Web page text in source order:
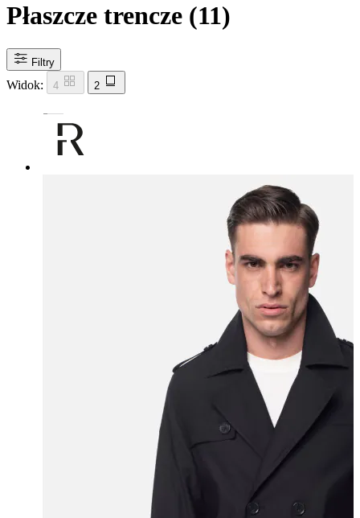
Płaszcze trencze (11)
Filtry
Widok: 4 2